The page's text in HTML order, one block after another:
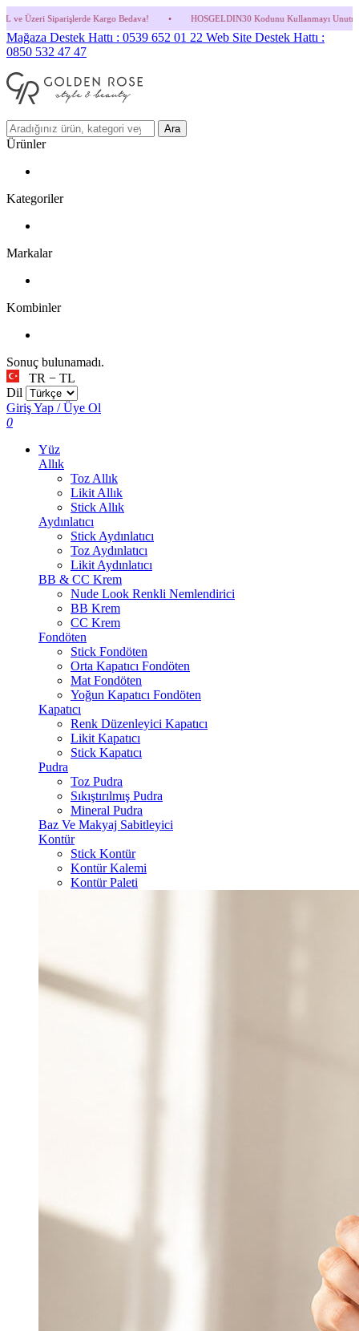
Kargo Bedava! • HOSGELDIN30 Kodunu Kullanmayı Unutma! (Parfüm ve
Mağaza Destek Hattı : 0539 652 01 22 Web Site Destek Hattı :
0850 532 47 47
Ara
Ürünler
Kategoriler
Markalar
Kombinler
Sonuç bulunamadı.
TR − TL
Dil
Giriş Yap / Üye Ol
0
Yüz
Allık
Toz Allık
Likit Allık
Stick Allık
Aydınlatıcı
Stick Aydınlatıcı
Toz Aydınlatıcı
Likit Aydınlatıcı
BB & CC Krem
Nude Look Renkli Nemlendirici
BB Krem
CC Krem
Fondöten
Stick Fondöten
Orta Kapatıcı Fondöten
Mat Fondöten
Yoğun Kapatıcı Fondöten
Kapatıcı
Renk Düzenleyici Kapatıcı
Likit Kapatıcı
Stick Kapatıcı
Pudra
Toz Pudra
Sıkıştırılmış Pudra
Mineral Pudra
Baz Ve Makyaj Sabitleyici
Kontür
Stick Kontür
Kontür Kalemi
Kontür Paleti